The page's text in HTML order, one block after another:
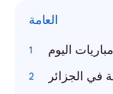
العامة
مباريات اليوم